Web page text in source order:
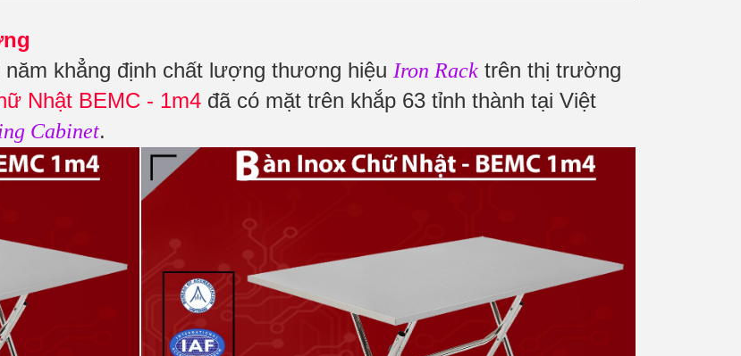
khẳng định chất lượng thương hiệu Iron Rack trên thị trường
Nhật BEMC - 1m4 đã có mặt trên khắp 63 tỉnh thành tại Việt
Cabinet.